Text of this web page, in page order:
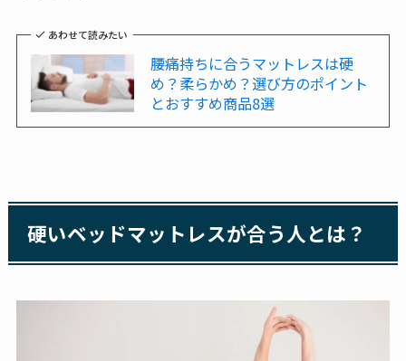
あわせて読みたい
腰痛持ちに合うマットレスは硬
め？柔らかめ？選び方のポイント
とおすすめ商品8選
硬いベッドマットレスが合う人とは？